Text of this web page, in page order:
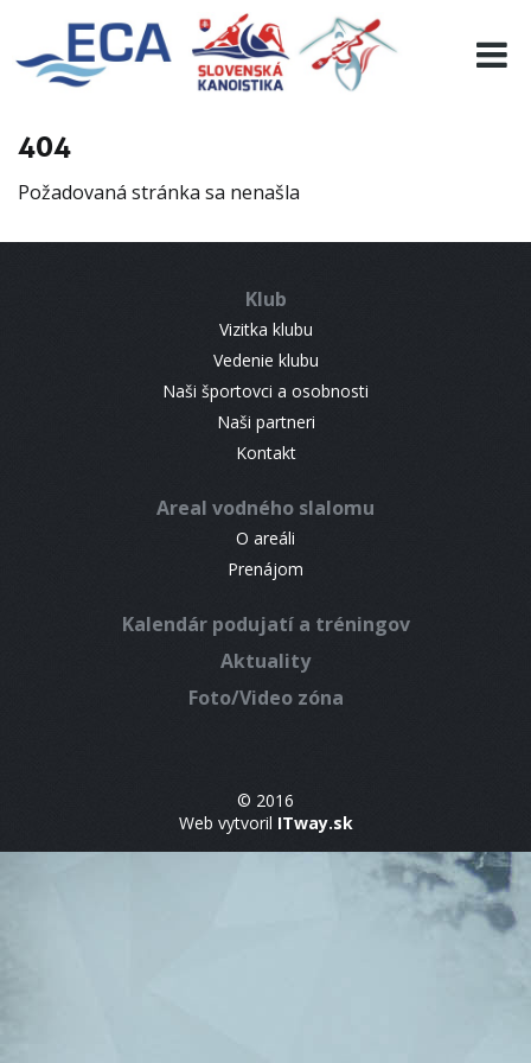
404
Požadovaná stránka sa nenašla
Klub
Vizitka klubu
Vedenie klubu
Naši športovci a osobnosti
Naši partneri
Kontakt
Areal vodného slalomu
O areáli
Prenájom
Kalendár podujatí a tréningov
Aktuality
Foto/Video zóna
© 2016
Web vytvoril ITway.sk
EURO 19
INFO
RESULTS
CONTACT